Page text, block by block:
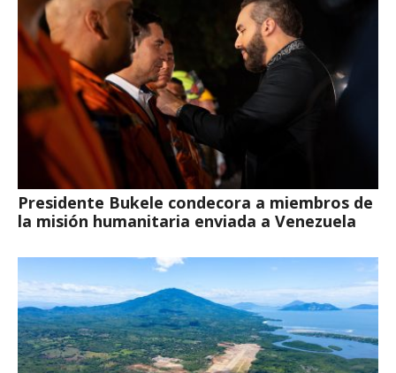
Presidente Bukele condecora a miembros de
la misión humanitaria enviada a Venezuela